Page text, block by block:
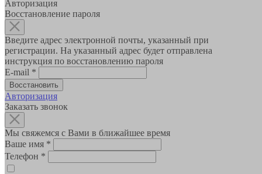
Авторизация
Восстановление пароля
Введите адрес электронной почты, указанный при
регистрации. На указанный адрес будет отправлена
инструкция по восстановлению пароля
E-mail *
Авторизация
Заказать звонок
Мы свяжемся с Вами в ближайшее время
Ваше имя *
Телефон *